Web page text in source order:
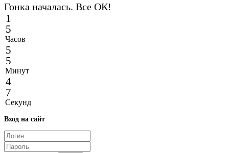
Гонка началась. Все ОК!
1
5
Часов
5
5
Минут
4
7
Секунд
Вход на сайт